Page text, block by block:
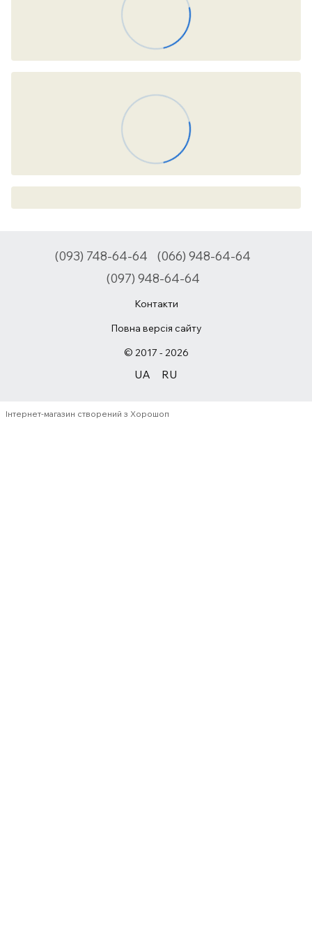
(093) 748-64-64
(066) 948-64-64
(097) 948-64-64
Контакти
Повна версія сайту
© 2017 - 2026
UA RU
Інтернет-магазин створений з Хорошоп